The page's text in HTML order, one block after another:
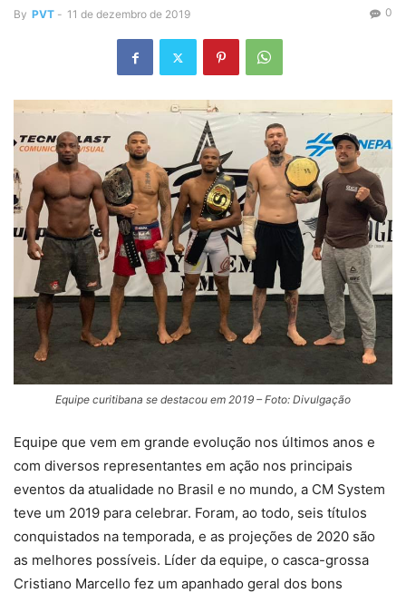
By PVT - 11 de dezembro de 2019 0
Equipe curitibana se destacou em 2019 – Foto: Divulgação
Equipe que vem em grande evolução nos últimos anos e
com diversos representantes em ação nos principais
eventos da atualidade no Brasil e no mundo, a CM System
teve um 2019 para celebrar. Foram, ao todo, seis títulos
conquistados na temporada, e as projeções de 2020 são
as melhores possíveis. Líder da equipe, o casca-grossa
Cristiano Marcello fez um apanhado geral dos bons